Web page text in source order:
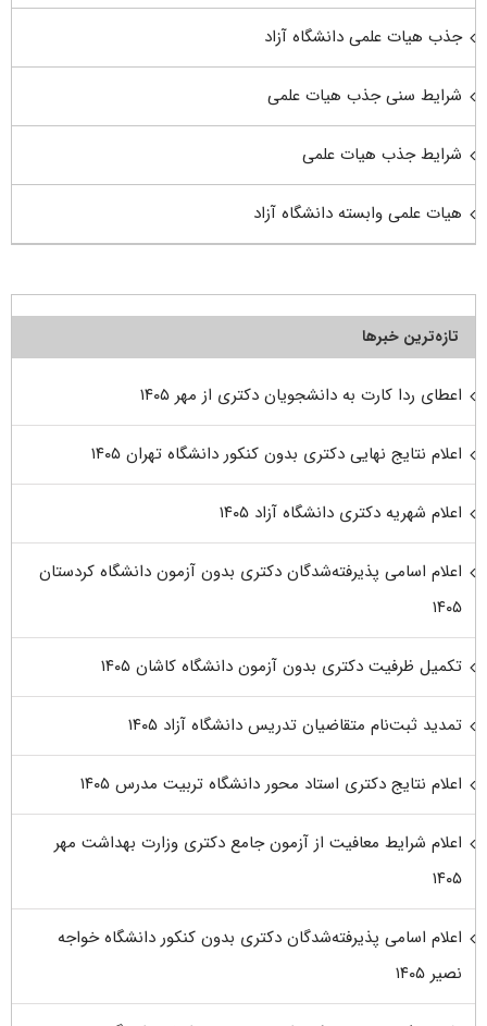
جذب هیات علمی دانشگاه آزاد
شرایط سنی جذب هیات علمی
شرایط جذب هیات علمی
هیات علمی وابسته دانشگاه آزاد
تازه‌ترین خبرها
اعطای ردا کارت به دانشجویان دکتری از مهر ۱۴۰۵
اعلام نتایج نهایی دکتری بدون کنکور دانشگاه تهران ۱۴۰۵
اعلام شهریه دکتری دانشگاه آزاد ۱۴۰۵
اعلام اسامی پذیرفته‌شدگان دکتری بدون آزمون دانشگاه کردستان
۱۴۰۵
تکمیل ظرفیت دکتری بدون آزمون دانشگاه کاشان ۱۴۰۵
تمدید ثبت‌نام متقاضیان تدریس دانشگاه آزاد ۱۴۰۵
اعلام نتایج دکتری استاد محور دانشگاه تربیت مدرس ۱۴۰۵
اعلام شرایط معافیت از آزمون جامع دکتری وزارت بهداشت مهر
۱۴۰۵
اعلام اسامی پذیرفته‌شدگان دکتری بدون کنکور دانشگاه خواجه
نصیر ۱۴۰۵